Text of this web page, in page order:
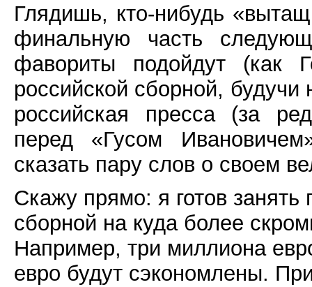
Глядишь, кто-нибудь
финальную часть
фавориты подойдут (как
российской сборной,
российская пресса (за
перед «Гусом
сказать пару слов о своем
Скажу прямо: я готов занять
сборной на куда более
Например, три миллиона
евро будут сэкономлены.